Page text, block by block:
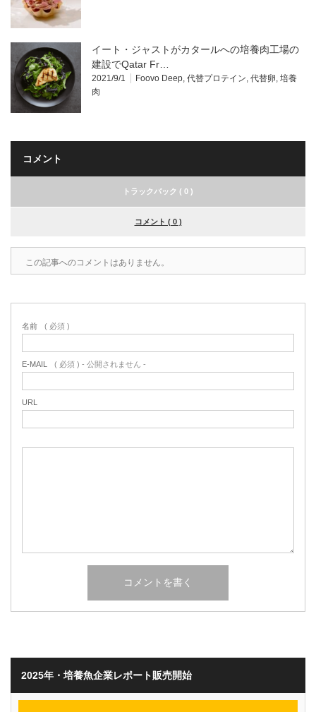
イート・ジャストがカタールへの培養肉工場の
建設でQatar Fr…
2021/9/1 Foovo Deep 代替プロテイン 代替卵 培養
肉
コメント
トラックバック ( 0 )
コメント ( 0 )
この記事へのコメントはありません。
名前 ( 必須 )
E-MAIL ( 必須 ) - 公開されません -
URL
2025年・培養魚企業レポート販売開始